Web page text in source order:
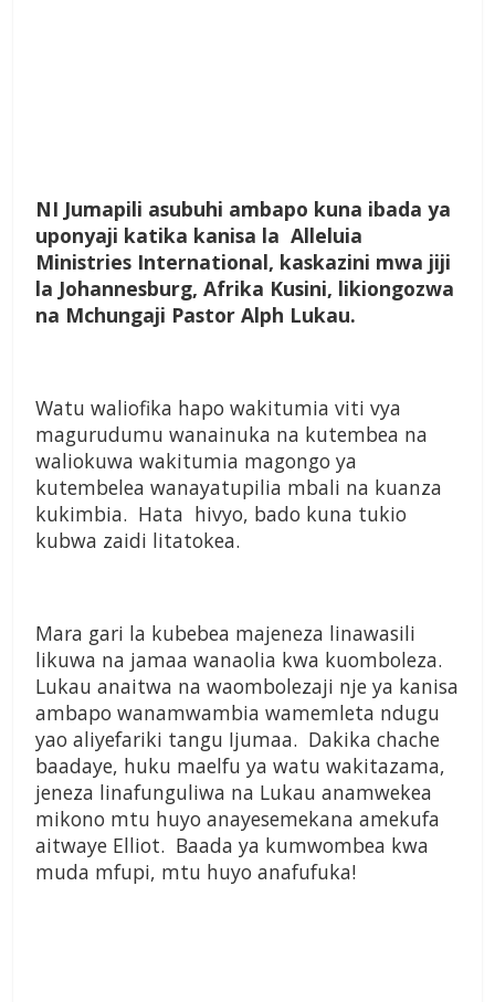
NI Jumapili asubuhi ambapo kuna ibada ya
uponyaji katika kanisa la Alleluia
Ministries International, kaskazini mwa jiji
la Johannesburg, Afrika Kusini, likiongozwa
na Mchungaji Pastor Alph Lukau.
Watu waliofika hapo wakitumia viti vya
magurudumu wanainuka na kutembea na
waliokuwa wakitumia magongo ya
kutembelea wanayatupilia mbali na kuanza
kukimbia. Hata hivyo, bado kuna tukio
kubwa zaidi litatokea.
Mara gari la kubebea majeneza linawasili
likuwa na jamaa wanaolia kwa kuomboleza.
Lukau anaitwa na waombolezaji nje ya kanisa
ambapo wanamwambia wamemleta ndugu
yao aliyefariki tangu Ijumaa. Dakika chache
baadaye, huku maelfu ya watu wakitazama,
jeneza linafunguliwa na Lukau anamwekea
mikono mtu huyo anayesemekana amekufa
aitwaye Elliot. Baada ya kumwombea kwa
muda mfupi, mtu huyo anafufuka!